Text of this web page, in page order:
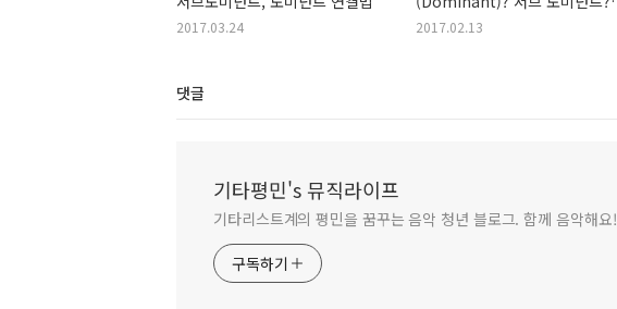
2017.03.24
도미넌트 모션?
2017.02.13
댓글
기타평민's 뮤직라이프
기타리스트계의 평민을 꿈꾸는 음악 청년 블로그. 함께 음악해요!
구독하기